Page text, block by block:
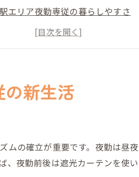
エリア夜勤専従の暮らしやすさ
専従を選ぶ際の行徳駅周辺の利点
従が行徳駅で新生活を始めるメ
最小限に夜勤専従で働く利点
従で通勤時間を効率化するポイン
担を抑えた夜勤専従生活の工夫
新生活
の確立が重要です。夜勤は昼
夜勤前後は遮光カーテンを使